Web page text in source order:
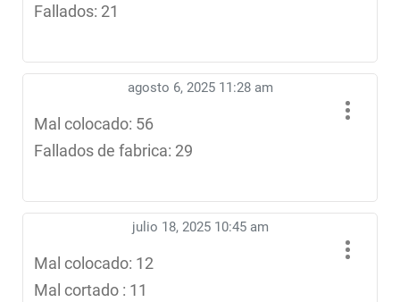
Fallados: 21
agosto 6, 2025 11:28 am
Mal colocado: 56
Fallados de fabrica: 29
julio 18, 2025 10:45 am
Mal colocado: 12
Mal cortado : 11